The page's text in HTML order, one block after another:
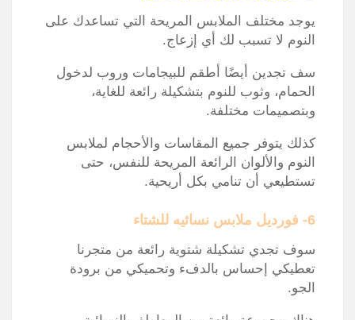
يوجد مختلف الملابس المريحة التي تساعدك على
النوم لا تسبب لك أي إزعاج.
سف تجدين أيضًا أطقم للبيجامات وروب لدخول
الحمام، وثوب للنوم بتشكيلة رائعة للغاية،
وبتصميمات مختلفة.
كذلك يتوفر جميع المقاسات والأحجام لملابس
النوم والألوان الرائعة المريحة للنفس، حتى
تستطيعي أن تنامي بكل أريحية.
6- فورديل ملابس نسائيه للشتاء
سوف تجدي تشكيلة شتوية رائعة من متجرنا
تعطيكي إحساس بالدفء وتحميكي من برودة
الجو.